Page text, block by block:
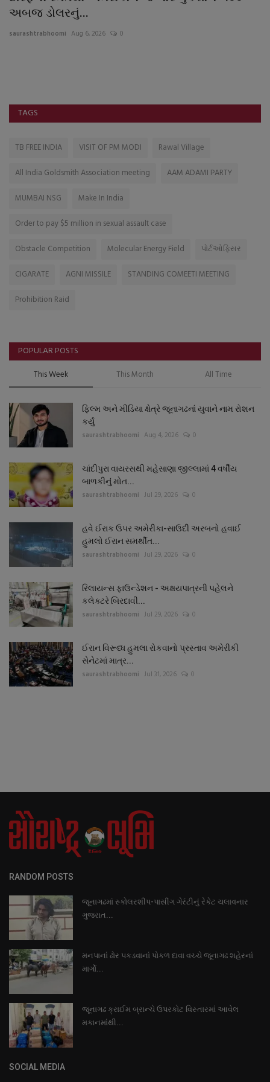
અબજ ડોલરનું...
saurashtrabhoomi Aug 6, 2026 0
TAGS
TB FREE INDIA VISIT OF PM MODI
Rawal Village
All India Goldsmith Association meeting
AAM ADAMI PARTY
MUMBAI NSG
Make In India
Order to pay $5 million in sexual assault case
Obstacle Competition
Molecular Energy Field
પોર્ટઓફિસર
CIGARATE
AGNI MISSILE
STANDING COMEETI MEETING
Prohibition Raid
POPULAR POSTS
This Week This Month All Time
ફિલ્મ અને મીડિયા ક્ષેત્રે જૂનાગઢનાં યુવાને નામ રોશન
કર્યું
saurashtrabhoomi Aug 4, 2026 0
ચાંદીપુરા વાયરસથી મહેસાણા જીલ્લામાં 4 વર્ષીય
બાળકીનું મોત...
saurashtrabhoomi Jul 29, 2026 0
હવે ઈરાક ઉપર અમેરીકા-સાઉદી અરબનો હવાઈ
હુમલો ઈરાન સમર્થીત...
saurashtrabhoomi Jul 29, 2026 0
રિલાયન્સ ફાઉન્ડેશન - અક્ષયપાત્રની પહેલને
કલેક્ટરે બિરદાવી...
saurashtrabhoomi Jul 29, 2026 0
ઈરાન વિરૂધ્ધ હુમલા રોકવાનો પ્રસ્તાવ અમેરીકી
સેનેટમાં માત્ર...
saurashtrabhoomi Jul 31, 2026 0
RANDOM POSTS
જૂનાગઢમાં સ્કોલરશીપ-પાસીંગ ગેરંટીનું રેકેટ ચલાવનાર
ગુજરાત...
મનપાનાં ઢોર પકડવાનાં પોકળ દાવા વચ્ચે જૂનાગઢ શહેરનાં
માર્ગો...
જૂનાગઢ ક્રાઈમ બ્રાન્ચે ઉપરકોટ વિસ્તારમાં આવેલ
મકાનમાંથી...
SOCIAL MEDIA